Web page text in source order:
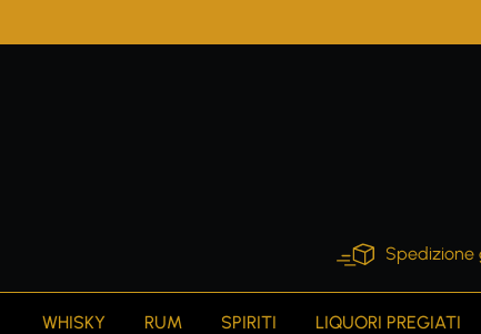
Spedizione
WHISKY RUM SPIRITI LIQUORI PREGIATI